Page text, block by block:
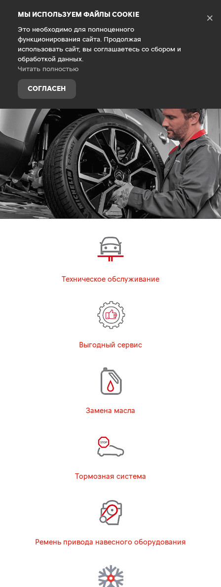
МЫ ИСПОЛЬЗУЕМ ФАЙЛЫ COOKIE
Это необходимо для полноценного
функционирования сайта. Продолжая
использовать сайт, вы соглашаетесь со сбором и
обработкой данных.
Читать полностью
СОГЛАСЕН
×
Главная Техническое обслуживание
Техническое обслуживание
Выгодный сервис
Замена масла
Тормозная система
Ремень привода навесного оборудования